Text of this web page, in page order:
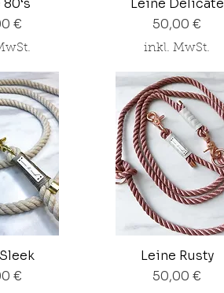
€
Leine Delicate
Preis
50,00 €
inkl. MwSt.
€
Leine Rusty
Preis
50,00 €